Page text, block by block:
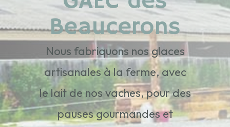
Beaucerons
Nous fabriquons nos glaces
artisanales à la ferme, avec
le lait de nos vaches, pour des
pauses gourmandes et